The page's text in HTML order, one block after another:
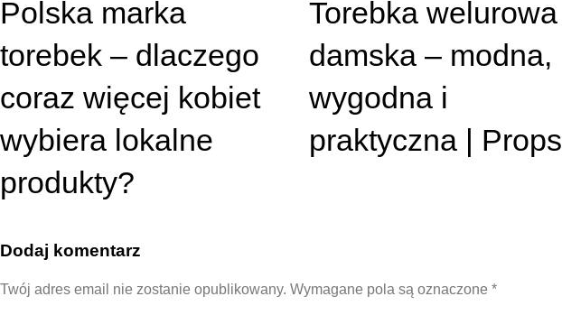
Polska marka
torebek – dlaczego
coraz więcej kobiet
wybiera lokalne
produkty?
Torebka welurowa
damska – modna,
wygodna i
praktyczna | Props
Dodaj komentarz
Twój adres email nie zostanie opublikowany. Wymagane pola są oznaczone *